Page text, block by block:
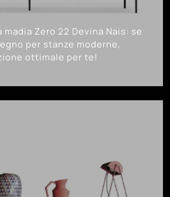
Zero 22 Devina Nais: se
per stanze moderne,
ottimale per te!